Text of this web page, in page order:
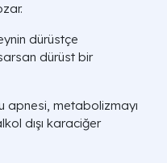
dürüstçe
dürüst bir
apnesi, metabolizmayı
dışı karaciğer